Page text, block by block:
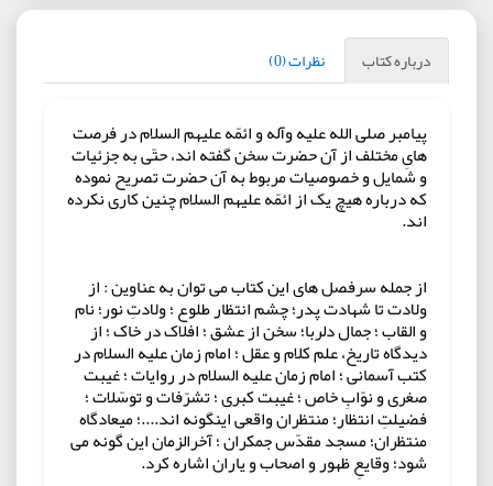
درباره کتاب نظرات (0)
پیامبر صلی الله علیه وآله و ائمّه علیهم السلام در فرصت
هایِ مختلف از آن حضرت سخن گفته اند، حتّی به جزئیات
و شمایل و خصوصیات مربوط به آن حضرت تصریح نموده
که درباره هیچ یک از ائمّه علیهم السلام چنین کاری نکرده
اند.
از جمله سرفصل های این کتاب می توان به عناوین : از
ولادت تا شهادت پدر؛ چشم انتظار طلوع ؛ ولادتِ نور؛ نام
و القاب ؛ جمال دلربا؛ سخن از عشق ؛ افلاک در خاک ؛ از
دیدگاه تاریخ، علم کلام و عقل ؛ امام زمان علیه السلام در
کتب آسمانی ؛ امام زمان علیه السلام در روایات ؛ غیبت
صغری و نوّابِ خاص ؛ غیبت کبری ؛ تشرّفات و توسّلات ؛
فضیلتِ انتظار؛ منتظران واقعی اینگونه اند....؛ میعادگاه
منتظران؛ مسجد مقدّس جمکران ؛ آخرالزمان این گونه می
شود؛ وقایعِ ظهور و اصحاب و یاران اشاره کرد.